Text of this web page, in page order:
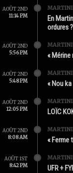
AOÛT 2ND
11:14 PM
En
ordures
AOÛT 2ND
5:56 PM
«
AOÛT 2ND
5:48 PM
« Nou
AOÛT 2ND
12:05 PM
LOÏC
AOÛT 2ND
8:08 AM
« Ferme
AOÛT 1ST
8:42 PM
UFR +